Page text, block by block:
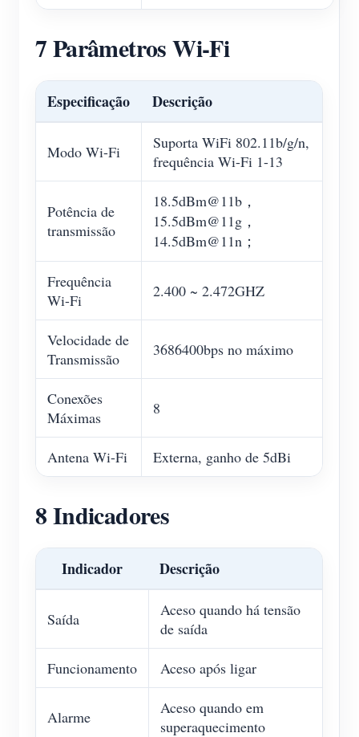
7 Parâmetros Wi-Fi
Especificação Descrição
Modo Wi-Fi
Suporta WiFi 802.11b/g/n,
frequência Wi-Fi 1-13
Potência de
transmissão
18.5dBm@11b，
15.5dBm@11g，
14.5dBm@11n；
Frequência
Wi-Fi
2.400 ~ 2.472GHZ
Velocidade de
Transmissão
3686400bps no máximo
Conexões
Máximas
8
Antena Wi-Fi Externa, ganho de 5dBi
8 Indicadores
Indicador Descrição
Saída
Aceso quando há tensão
de saída
Funcionamento Aceso após ligar
Alarme
Aceso quando em
superaquecimento